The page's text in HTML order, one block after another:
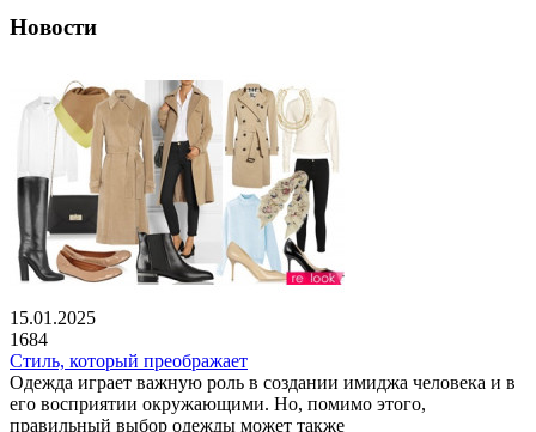
Новости
15.01.2025
1684
Стиль, который преображает
Одежда играет важную роль в создании имиджа человека и в
его восприятии окружающими. Но, помимо этого,
правильный выбор одежды может также